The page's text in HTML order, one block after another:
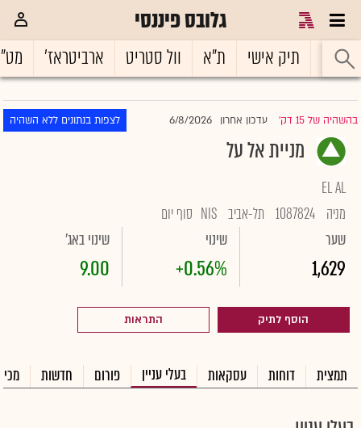
גלובס פיננסי
ראשי תיק אישי ת"א וול סטריט ארביטראז'
בהשהיה של 15 דק' |עדכון אחרון 6/8/2026 לצפות בנתונים ללא השהיה
מניית אל על
EL AL
מניה 1087824 תל-אביב NIS סוף יום
שער
1,629
שינוי
+0.56%
שינוי באג'
9.00
הוסף לתיק התראות
תמצית דוחות עסקאות בעלי עניין פורום חדשות